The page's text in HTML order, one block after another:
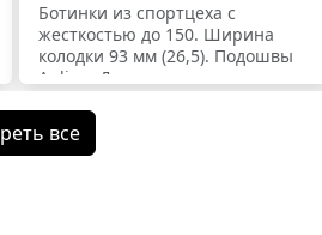
Ботинки из спортцеха с
жесткостью до 150. Ширина
колодки 93 мм (26,5). Подошвы
Apline. Для спортсменов.
все